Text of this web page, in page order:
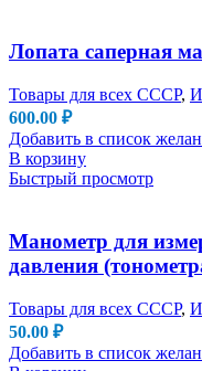
Лопата саперная
Товары для всех СССР,
600.00 ₽
Добавить в список
В корзину
Быстрый просмотр
Манометр для
давления
Товары для всех СССР,
50.00 ₽
Добавить в список